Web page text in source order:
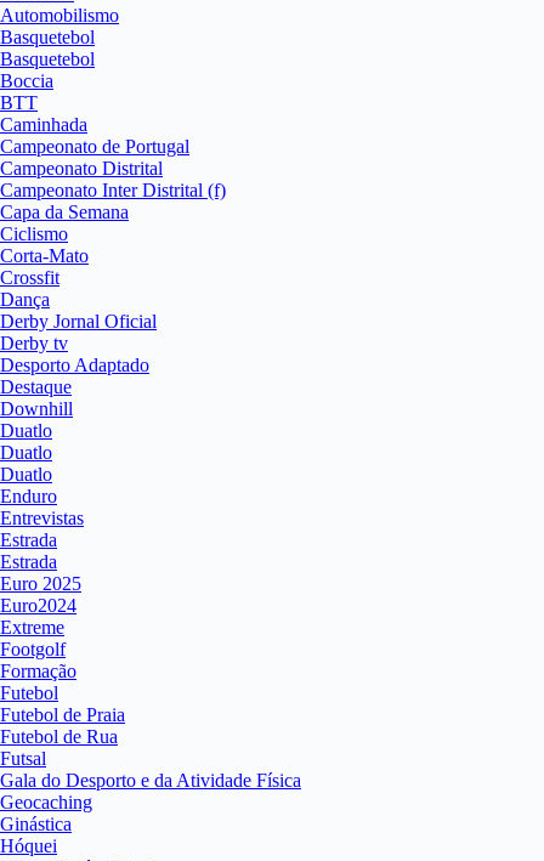
Automobilismo
Basquetebol
Basquetebol
Boccia
BTT
Caminhada
Campeonato de Portugal
Campeonato Distrital
Campeonato Inter Distrital (f)
Capa da Semana
Ciclismo
Corta-Mato
Crossfit
Dança
Derby Jornal Oficial
Derby tv
Desporto Adaptado
Destaque
Downhill
Duatlo
Duatlo
Duatlo
Enduro
Entrevistas
Estrada
Estrada
Euro 2025
Euro2024
Extreme
Footgolf
Formação
Futebol
Futebol de Praia
Futebol de Rua
Futsal
Gala do Desporto e da Atividade Física
Geocaching
Ginástica
Hóquei